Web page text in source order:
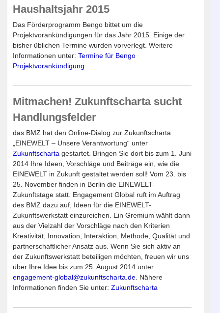
Haushaltsjahr 2015
Das Förderprogramm Bengo bittet um die
Projektvorankündigungen für das Jahr 2015. Einige der
bisher üblichen Termine wurden vorverlegt. Weitere
Informationen unter: Termine für Bengo
Projektvorankündigung
Mitmachen! Zukunftscharta sucht
Handlungsfelder
das BMZ hat den Online-Dialog zur Zukunftscharta
„EINEWELT – Unsere Verantwortung“ unter
Zukunftscharta gestartet. Bringen Sie dort bis zum 1. Juni
2014 Ihre Ideen, Vorschläge und Beiträge ein, wie die
EINEWELT in Zukunft gestaltet werden soll! Vom 23. bis
25. November finden in Berlin die EINEWELT-
Zukunftstage statt. Engagement Global ruft im Auftrag
des BMZ dazu auf, Ideen für die EINEWELT-
Zukunftswerkstatt einzureichen. Ein Gremium wählt dann
aus der Vielzahl der Vorschläge nach den Kriterien
Kreativität, Innovation, Interaktion, Methode, Qualität und
partnerschaftlicher Ansatz aus. Wenn Sie sich aktiv an
der Zukunftswerkstatt beteiligen möchten, freuen wir uns
über Ihre Idee bis zum 25. August 2014 unter
engagement-global@zukunftscharta.de . Nähere
Informationen finden Sie unter: Zukunftscharta